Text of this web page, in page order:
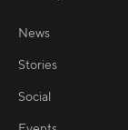
News
Stories
Social